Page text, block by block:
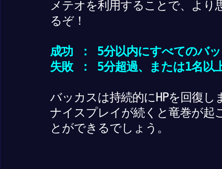
メテオを利用することで、よ
るぞ！
成功 ： 5分以内にすべてのバ
失敗 ： 5分超過、または1名以
バッカスは持続的にHPを回復し
ナイスプレイが続くと竜巻が起
とができるでしょう。